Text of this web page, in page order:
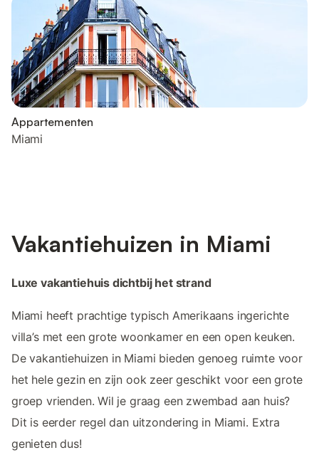
Appartementen
Miami
Vakantiehuizen in Miami
Luxe vakantiehuis dichtbij het strand
Miami heeft prachtige typisch Amerikaans ingerichte
villa’s met een grote woonkamer en een open keuken.
De vakantiehuizen in Miami bieden genoeg ruimte voor
het hele gezin en zijn ook zeer geschikt voor een grote
groep vrienden. Wil je graag een zwembad aan huis?
Dit is eerder regel dan uitzondering in Miami. Extra
genieten dus!